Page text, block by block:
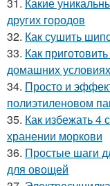
других городов
32. Как сушить
33. Как
домашних
34. Просто и
полиэтиленовом
35. Как избежать 4
хранении моркови
36. Простые шаги
для овощей